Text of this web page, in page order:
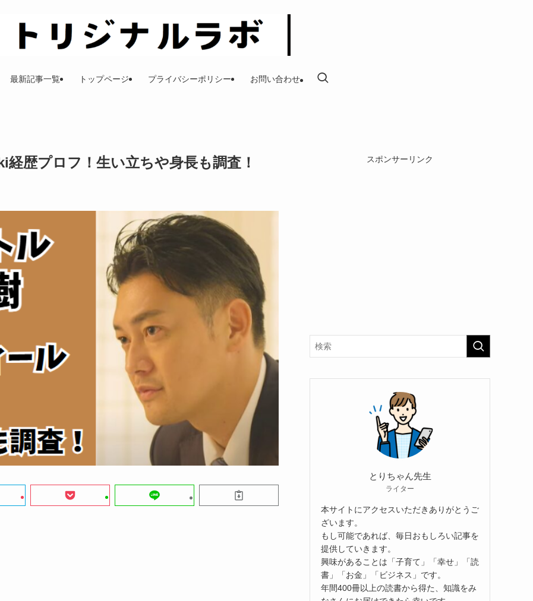
最新記事一覧 トップページ プライバシーポリシー お問い合わせ
歴プロフ！生い立ちや身長も調査！ スポンサーリンク
とりちゃん先生
ライター
本サイトにアクセスいただきありがとうご
ざいます。
もし可能であれば、毎日おもしろい記事を
提供していきます。
興味があることは「子育て」「幸せ」「読
書」「お金」「ビジネス」です。
年間400冊以上の読書から得た、知識をみ